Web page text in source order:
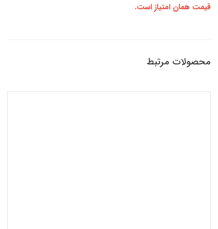
قیمت همان امتیاز است.
محصولات مرتبط